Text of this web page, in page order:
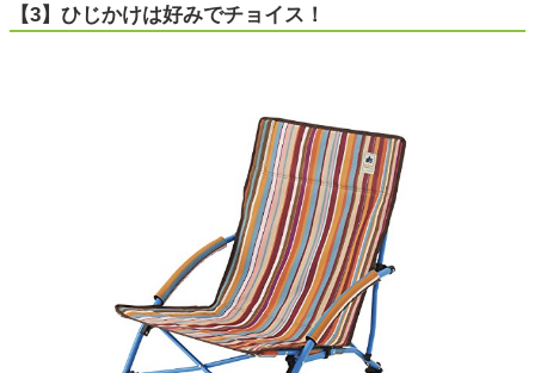
【3】ひじかけは好みでチョイス！